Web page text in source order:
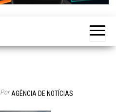
Por AGÊNCIA DE NOTÍCIAS